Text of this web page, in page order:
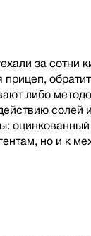
за сотни
прицеп,
либо
солей
но и к